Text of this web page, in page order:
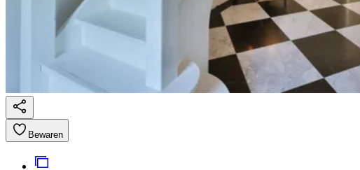
Bewaren